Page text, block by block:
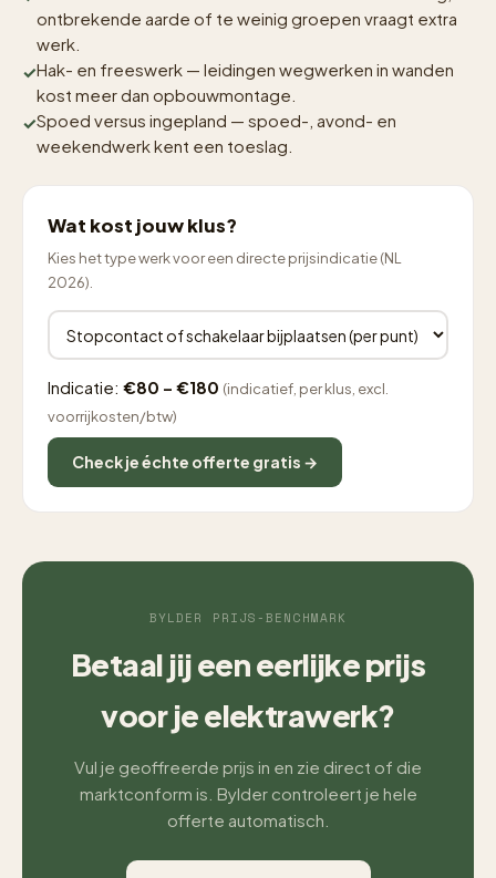
ontbrekende aarde of te weinig groepen vraagt extra
werk.
Hak- en freeswerk — leidingen wegwerken in wanden
kost meer dan opbouwmontage.
Spoed versus ingepland — spoed-, avond- en
weekendwerk kent een toeslag.
Wat kost jouw klus?
Kies het type werk voor een directe prijsindicatie (NL
2026).
Indicatie: €80 – €180 (indicatief, per klus, excl.
voorrijkosten/btw)
Check je échte offerte gratis →
BYLDER PRIJS-BENCHMARK
Betaal jij een eerlijke prijs
voor je elektrawerk?
Vul je geoffreerde prijs in en zie direct of die
marktconform is. Bylder controleert je hele
offerte automatisch.